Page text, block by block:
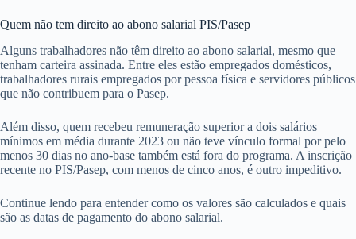
Quem não tem direito ao abono salarial PIS/Pasep
Alguns trabalhadores não têm direito ao abono salarial, mesmo que
tenham carteira assinada. Entre eles estão empregados domésticos,
trabalhadores rurais empregados por pessoa física e servidores públicos
que não contribuem para o Pasep.
Além disso, quem recebeu remuneração superior a dois salários
mínimos em média durante 2023 ou não teve vínculo formal por pelo
menos 30 dias no ano-base também está fora do programa. A inscrição
recente no PIS/Pasep, com menos de cinco anos, é outro impeditivo.
Continue lendo para entender como os valores são calculados e quais
são as datas de pagamento do abono salarial.